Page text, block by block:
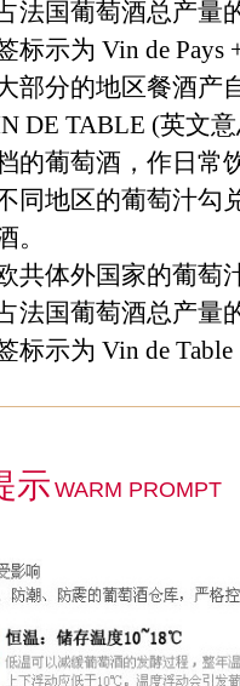
法国葡萄酒总产量
标示为 Vin de Pays
部分的地区餐酒产
DE TABLE (英文
的葡萄酒，作日常
同地区的葡萄汁勾
。
共体外国家的葡萄
法国葡萄酒总产量
标示为 Vin de Table
示 WARM PROMPT